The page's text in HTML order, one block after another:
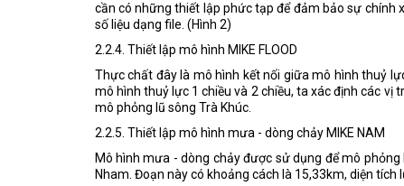
cần có những thiết lập phức tạp để đảm bảo sự chính
số liệu dạng file. (Hình 2)
2.2.4. Thiết lập mô hình MIKE FLOOD
Thực chất đây là mô hình kết nối giữa mô hình thuỷ
mô hình thuỷ lực 1 chiều và 2 chiều, ta xác định các vị
mô phỏng lũ sông Trà Khúc.
2.2.5. Thiết lập mô hình mưa - dòng chảy MIKE NAM
Mô hình mưa - dòng chảy được sử dụng để mô
Nham. Đoạn này có khoảng cách là 15,33km, diện